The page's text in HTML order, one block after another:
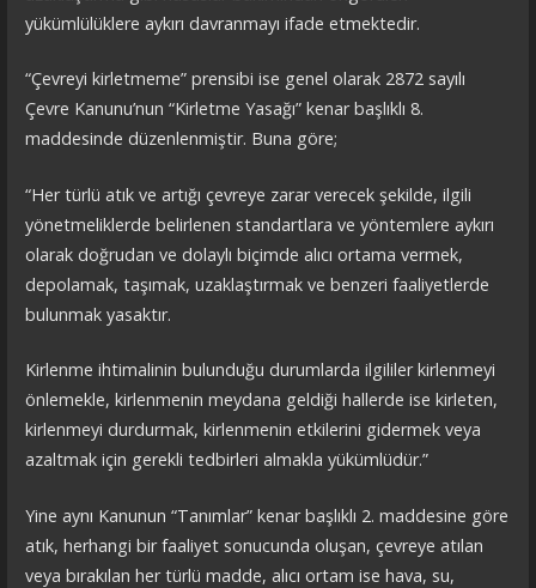
yükümlülüklere aykırı davranmayı ifade etmektedir.
“Çevreyi kirletmeme” prensibi ise genel olarak 2872 sayılı
Çevre Kanunu’nun “Kirletme Yasağı” kenar başlıklı 8.
maddesinde düzenlenmiştir. Buna göre;
“Her türlü atık ve artığı çevreye zarar verecek şekilde, ilgili
yönetmeliklerde belirlenen standartlara ve yöntemlere aykırı
olarak doğrudan ve dolaylı biçimde alıcı ortama vermek,
depolamak, taşımak, uzaklaştırmak ve benzeri faaliyetlerde
bulunmak yasaktır.
Kirlenme ihtimalinin bulunduğu durumlarda ilgililer kirlenmeyi
önlemekle, kirlenmenin meydana geldiği hallerde ise kirleten,
kirlenmeyi durdurmak, kirlenmenin etkilerini gidermek veya
azaltmak için gerekli tedbirleri almakla yükümlüdür.”
Yine aynı Kanunun “Tanımlar” kenar başlıklı 2. maddesine göre
atık, herhangi bir faaliyet sonucunda oluşan, çevreye atılan
veya bırakılan her türlü madde, alıcı ortam ise hava, su,